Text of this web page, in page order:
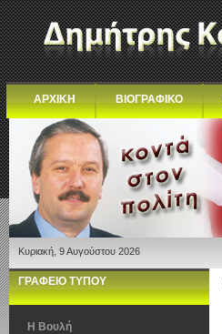
ΑΡΧΙΚΗ ΒΙΟΓΡΑΦΙΚΟ
Κυριακή, 9 Αυγούστου 2026
ΓΡΑΦΕΙΟ ΤΥΠΟΥ
Η Βουλή